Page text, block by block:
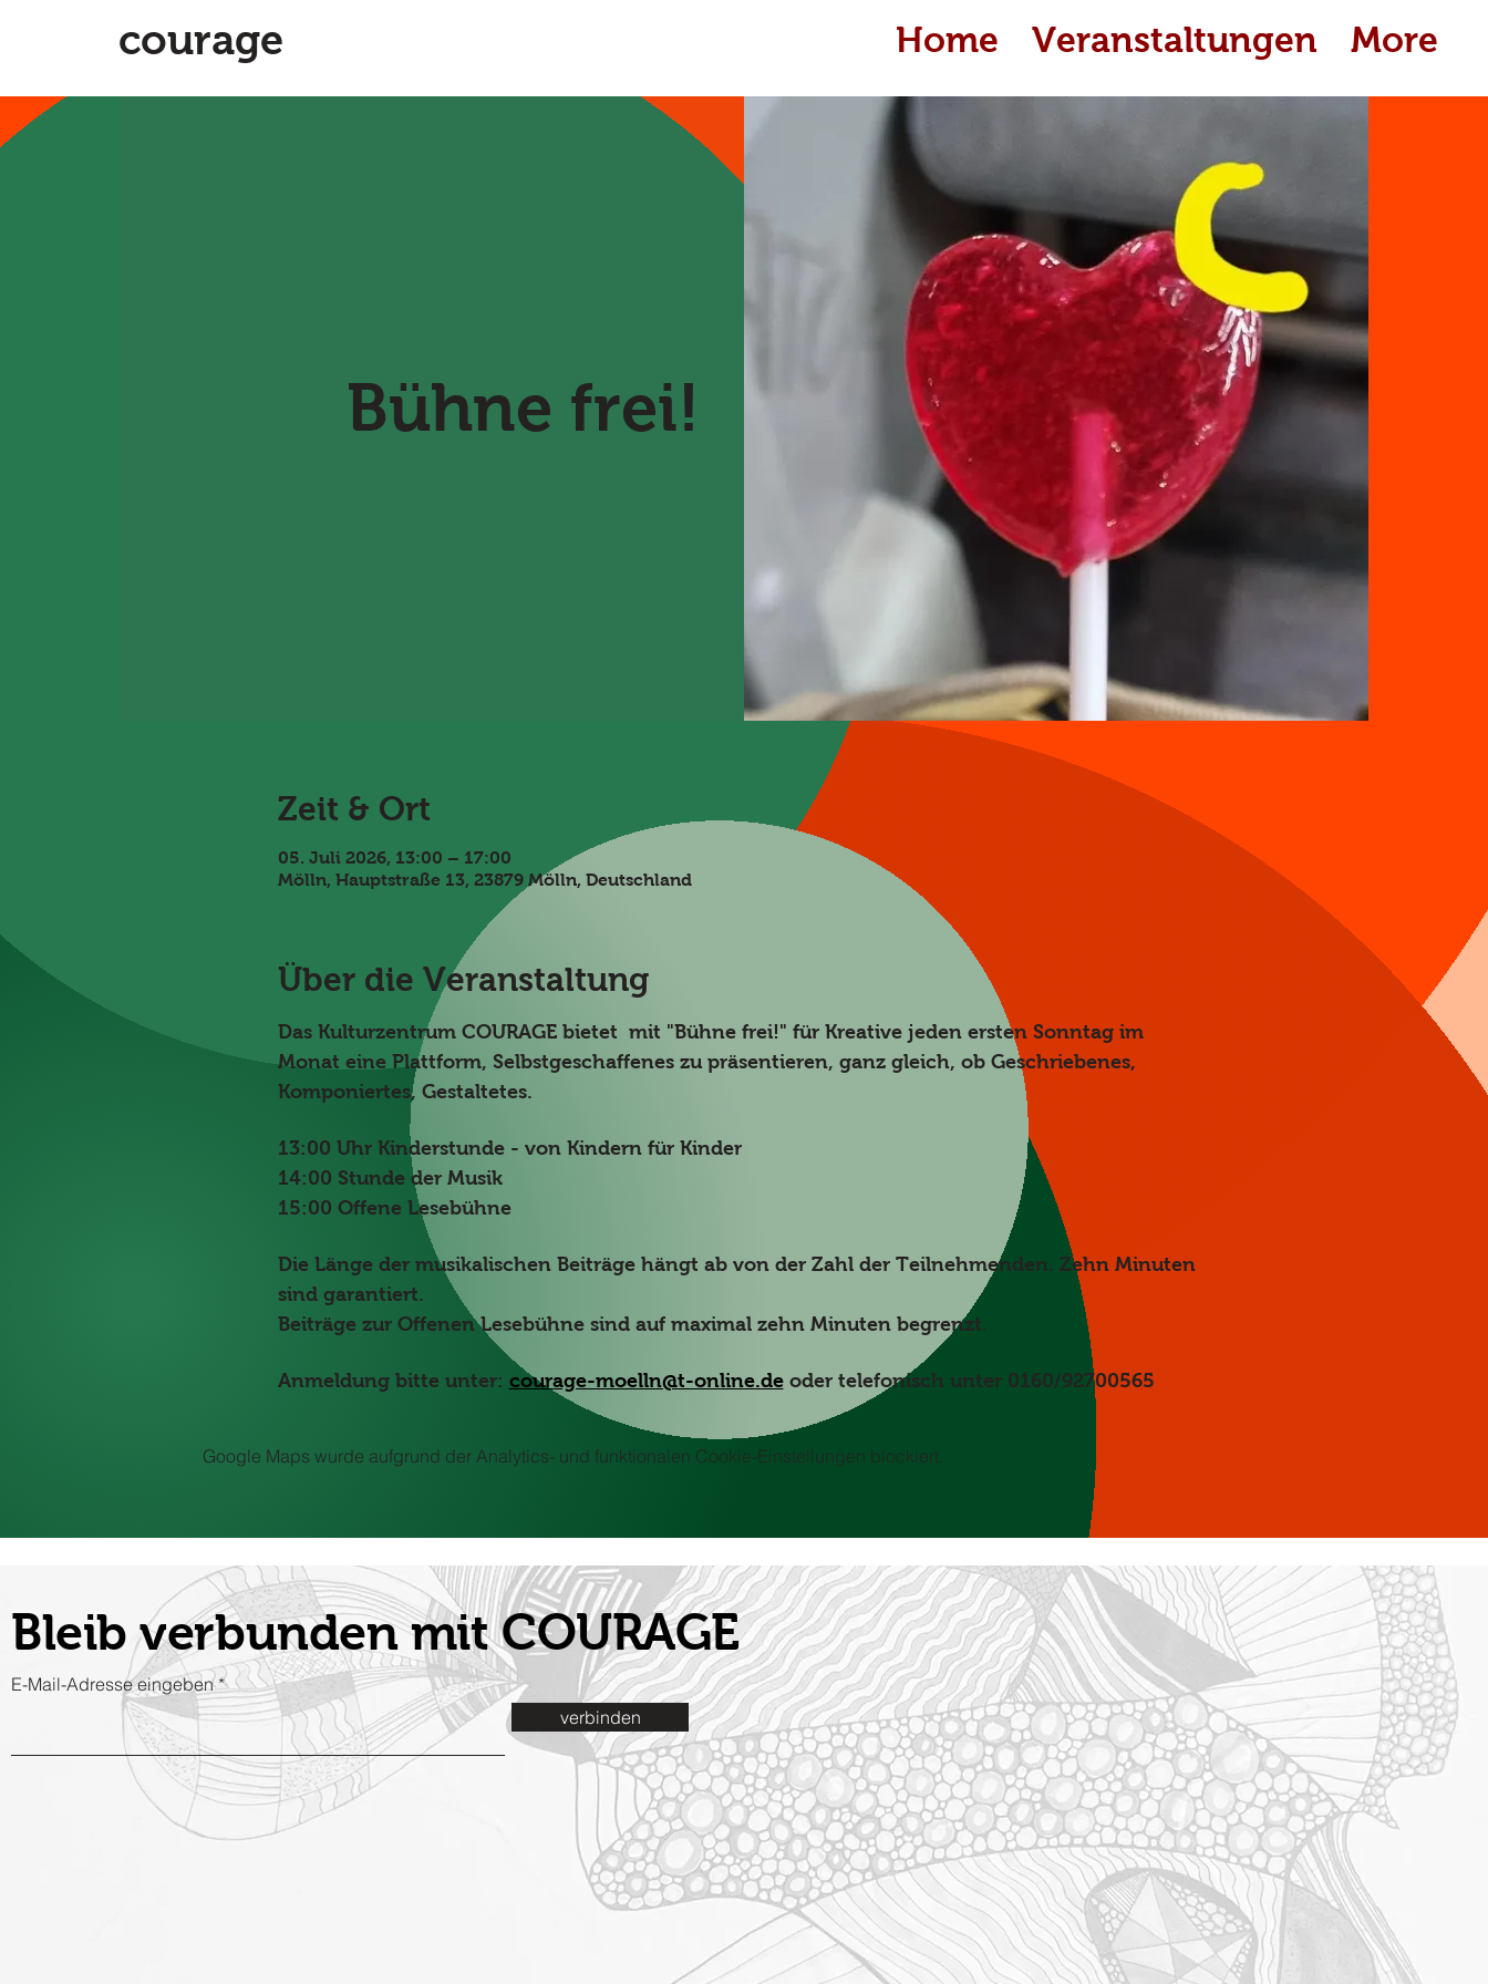
courage Home Veranstaltungen More
Bühne frei!
Zeit & Ort
05. Juli 2026, 13:00 – 17:00
Mölln, Hauptstraße 13, 23879 Mölln, Deutschland
Über die Veranstaltung
Das Kulturzentrum COURAGE bietet  mit "Bühne frei!" für Kreative jeden ersten Sonntag im
Monat eine Plattform, Selbstgeschaffenes zu präsentieren, ganz gleich, ob Geschriebenes,
Komponiertes, Gestaltetes.
13:00 Uhr Kinderstunde - von Kindern für Kinder
14:00 Stunde der Musik
15:00 Offene Lesebühne
Die Länge der musikalischen Beiträge hängt ab von der Zahl der Teilnehmenden. Zehn Minuten
sind garantiert.
Beiträge zur Offenen Lesebühne sind auf maximal zehn Minuten begrenzt.
Anmeldung bitte unter: courage-moelln@t-online.de oder telefonisch unter 0160/92700565
Google Maps wurde aufgrund der Analytics- und funktionalen Cookie-Einstellungen blockiert.
Bleib verbunden mit COURAGE
E-Mail-Adresse eingeben
verbinden